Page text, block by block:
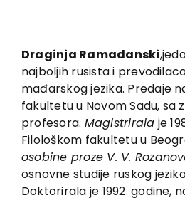
O nama
Knjige
U pripremi
Akcija
Autori
Vesti
EU PROJEKTI
Draginja Ramadanski
najboljih rusista i
mađarskog jezika. Predaje
fakultetu u Novom Sadu, sa
profesora. Magistrirala je
Filološkom fakultetu u
osobine proze V. V.
osnovne studije ruskog
Doktorirala je 1992. godine,